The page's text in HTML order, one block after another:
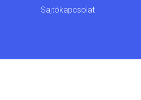
Sajtókapcsolat